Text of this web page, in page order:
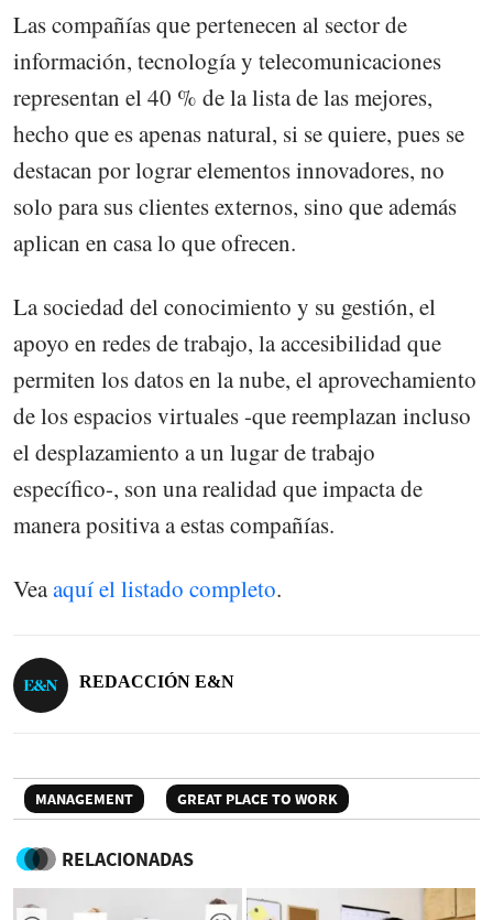
Las compañías que pertenecen al sector de
información, tecnología y telecomunicaciones
representan el 40 % de la lista de las mejores,
hecho que es apenas natural, si se quiere, pues se
destacan por lograr elementos innovadores, no
solo para sus clientes externos, sino que además
aplican en casa lo que ofrecen.
La sociedad del conocimiento y su gestión, el
apoyo en redes de trabajo, la accesibilidad que
permiten los datos en la nube, el aprovechamiento
de los espacios virtuales -que reemplazan incluso
el desplazamiento a un lugar de trabajo
específico-, son una realidad que impacta de
manera positiva a estas compañías.
Veaaquí el listado completo.
REDACCIÓN E&N
MANAGEMENT GREAT PLACE TO WORK
RELACIONADAS